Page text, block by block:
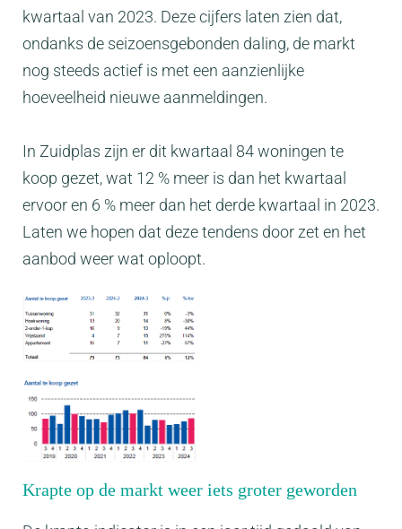
kwartaal van 2023. Deze cijfers laten zien dat,
ondanks de seizoensgebonden daling, de markt
nog steeds actief is met een aanzienlijke
hoeveelheid nieuwe aanmeldingen.
In Zuidplas zijn er dit kwartaal 84 woningen te
koop gezet, wat 12 % meer is dan het kwartaal
ervoor en 6 % meer dan het derde kwartaal in 2023.
Laten we hopen dat deze tendens door zet en het
aanbod weer wat oploopt.
Krapte op de markt weer iets groter geworden